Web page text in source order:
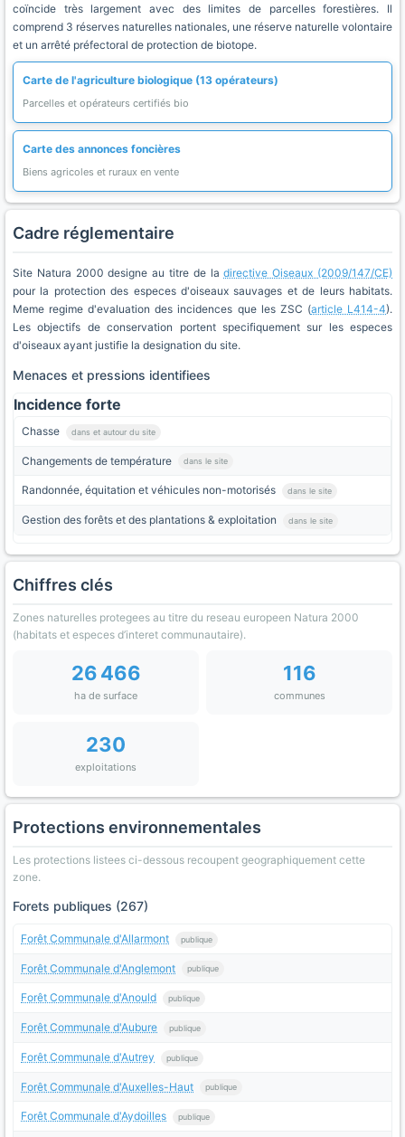
coïncide très largement avec des limites de parcelles forestières. Il
comprend 3 réserves naturelles nationales, une réserve naturelle volontaire
et un arrêté préfectoral de protection de biotope.
Carte de l'agriculture biologique (13 opérateurs)
Parcelles et opérateurs certifiés bio
Carte des annonces foncières
Biens agricoles et ruraux en vente
Cadre réglementaire
Site Natura 2000 designe au titre de ladirective Oiseaux (2009/147/CE)
pour la protection des especes d'oiseaux sauvages et de leurs habitats.
Meme regime d'evaluation des incidences que les ZSC (article L414-4).
Les objectifs de conservation portent specifiquement sur les especes
d'oiseaux ayant justifie la designation du site.
Menaces et pressions identifiees
Incidence forte
Chasse dans et autour du site
Changements de température dans le site
Randonnée, équitation et véhicules non-motorisés dans le site
Gestion des forêts et des plantations & exploitation dans le site
Chiffres clés
Zones naturelles protegees au titre du reseau europeen Natura 2000
(habitats et especes d’interet communautaire).
26 466
ha de surface
116
communes
230
exploitations
Protections environnementales
Les protections listees ci-dessous recoupent geographiquement cette
zone.
Forets publiques (267)
Forêt Communale d'Allarmont publique
Forêt Communale d'Anglemont publique
Forêt Communale d'Anould publique
Forêt Communale d'Aubure publique
Forêt Communale d'Autrey publique
Forêt Communale d'Auxelles-Haut publique
Forêt Communale d'Aydoilles publique